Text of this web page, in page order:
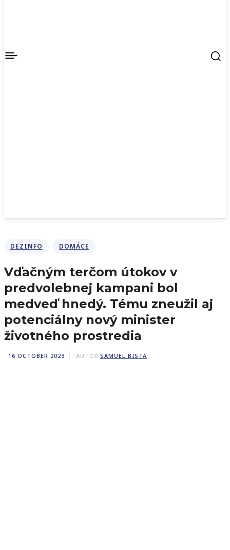
DEZINFO DOMÁCE
Vďačným terčom útokov v
predvolebnej kampani bol
medveď hnedý. Tému zneužil aj
potenciálny nový minister
životného prostredia
16 OCTOBER 2023 AUTOR SAMUEL BISTA